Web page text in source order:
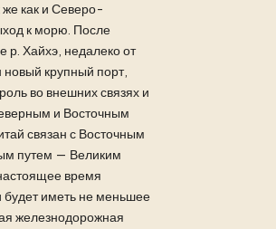
как и Северо-
к морю. После
р. Хайхэ, недалеко от
новый крупный порт,
во внешних связях и
и Восточным
связан с Восточным
путем — Великим
время
будет иметь не меньшее
железнодорожная